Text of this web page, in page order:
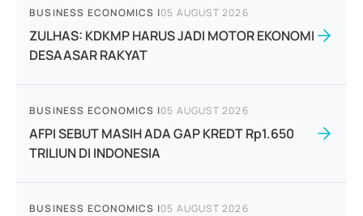
BUSINESS ECONOMICS |05 AUGUST 2026
ZULHAS: KDKMP HARUS JADI MOTOR EKONOMI
DESAASAR RAKYAT
BUSINESS ECONOMICS |05 AUGUST 2026
AFPI SEBUT MASIH ADA GAP KREDT Rp1.650
TRILIUN DI INDONESIA
BUSINESS ECONOMICS |05 AUGUST 2026